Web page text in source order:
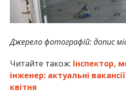
Джерело фотографій: допис
Читайте також: Інспектор,
інженер: актуальні
квітня